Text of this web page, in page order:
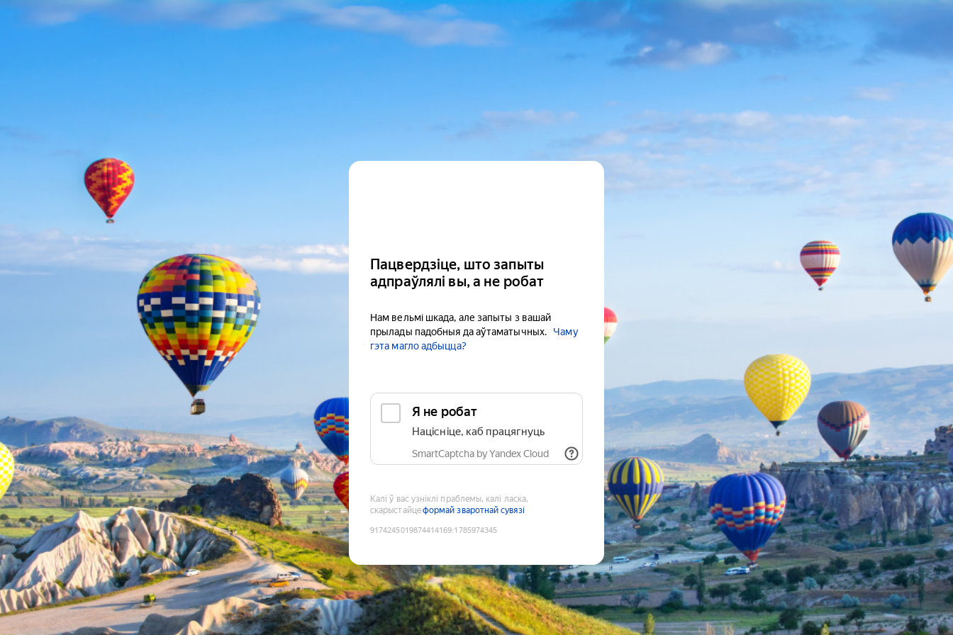
Пацвердзіце, што запыты
адпраўлялі вы, а не робат
Нам вельмі шкада, але запыты з вашай
прылады падобныя да аўтаматычных.
Чаму
гэта магло адбыцца?
Я не робат
Націсніце, каб працягнуць
SmartCaptcha by Yandex Cloud
Калі ў вас узніклі праблемы, калі ласка,
скарыстайцеформай зваротнай сувязі
9174245019874414169:1785974345